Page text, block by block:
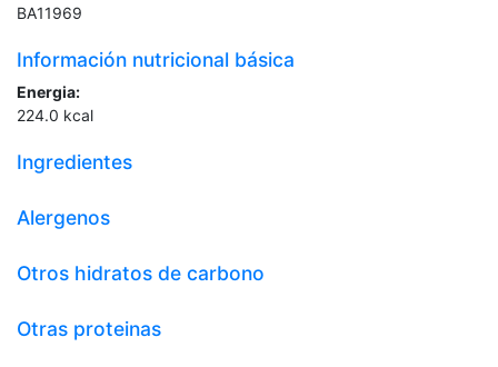
BA11969
Información nutricional básica
Energia:
224.0 kcal
Ingredientes
Alergenos
Otros hidratos de carbono
Otras proteinas